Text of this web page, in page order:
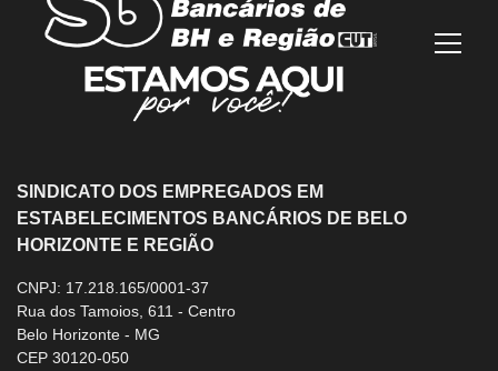
SINDICATO DOS EMPREGADOS EM
ESTABELECIMENTOS BANCÁRIOS DE BELO
HORIZONTE E REGIÃO
CNPJ: 17.218.165/0001-37
Rua dos Tamoios, 611 - Centro
Belo Horizonte - MG
CEP 30120-050